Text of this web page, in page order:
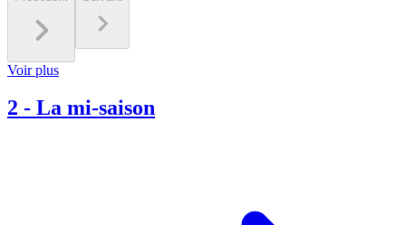
Voir plus
2 - La mi-saison